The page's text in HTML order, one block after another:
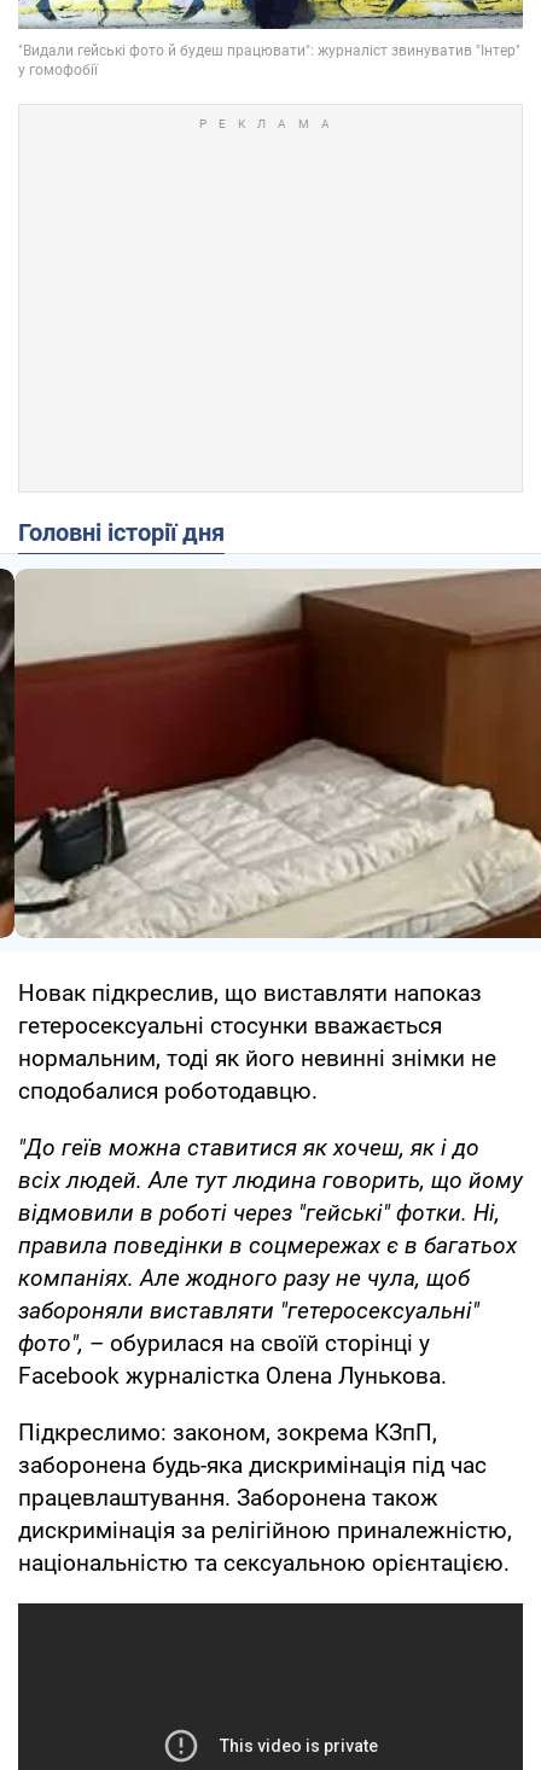
Головні історії дня
Новак підкреслив, що виставляти напоказ
гетеросексуальні стосунки вважається
нормальним, тоді як його невинні знімки не
сподобалися роботодавцю.
"До геїв можна ставитися як хочеш, як і до
всіх людей. Але тут людина говорить, що йому
відмовили в роботі через "гейські" фотки. Ні,
правила поведінки в соцмережах є в багатьох
компаніях. Але жодного разу не чула, щоб
забороняли виставляти "гетеросексуальні"
фото", – обурилася на своїй сторінці у
Facebook журналістка Олена Лунькова.
Підкреслимо: законом, зокрема КЗпП,
заборонена будь-яка дискримінація під час
працевлаштування. Заборонена також
дискримінація за релігійною приналежністю,
національністю та сексуальною орієнтацією.